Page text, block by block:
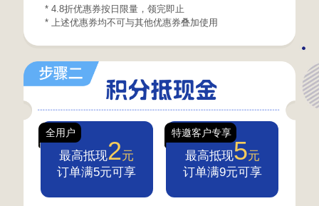
* 4.8折优惠券按日限量，领完即止
* 上述优惠券均不可与其他优惠券叠加使用
全用户
最高抵现2元
订单满5元可享
特邀客户专享
最高抵现5元
订单满9元可享